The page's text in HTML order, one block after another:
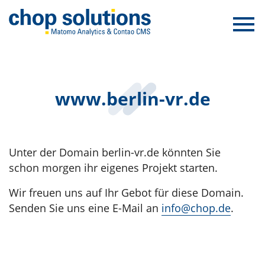
www.berlin-vr.de
Unter der Domain berlin-vr.de könnten Sie
schon morgen ihr eigenes Projekt starten.
Wir freuen uns auf Ihr Gebot für diese Domain.
Senden Sie uns eine E-Mail an info@chop.de.